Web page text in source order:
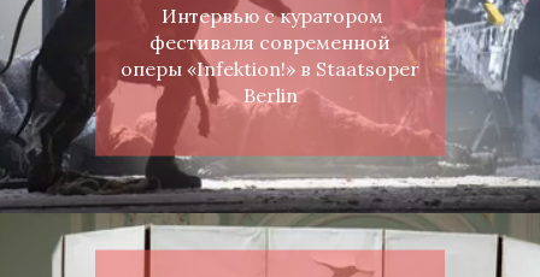
Интервью с куратором
фестиваля современной
оперы «Infektion!» в Staatsoper
Berlin